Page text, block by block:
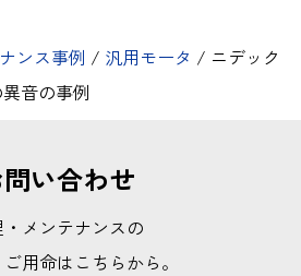
ンス事例 / 汎用モータ / ニデック
異音の事例
い合わせ
メンテナンスの
用命はこちらから。